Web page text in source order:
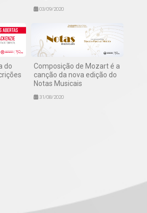
03/09/2020
do
Composição de Mozart é a
canção da nova edição do
Notas Musicais
31/08/2020